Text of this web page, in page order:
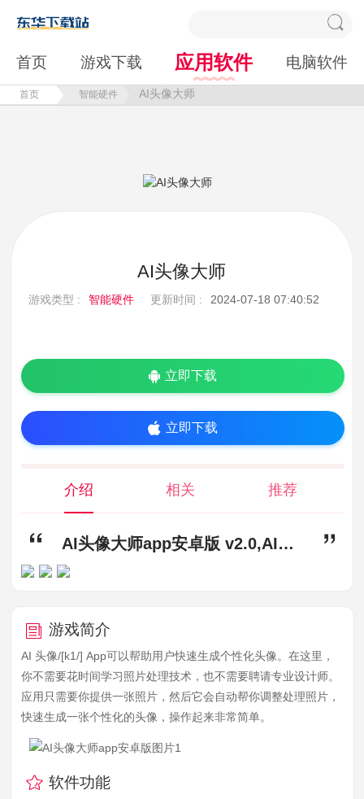
首页 游戏下载 应用软件 电脑软件
首页 智能硬件 AI头像大师
AI头像大师
游戏类型 : 智能硬件 更新时间 : 2024-07-18 07:40:52
立即下载
立即下载
介绍 相关 推荐
AI头像大师app安卓版 v2.0,AI头像大师app下载,AI头像大师app安卓版
游戏简介
AI 头像/[k1/] App可以帮助用户快速生成个性化头像。在这里，
你不需要花时间学习照片处理技术，也不需要聘请专业设计师。
应用只需要你提供一张照片，然后它会自动帮你调整处理照片，
快速生成一张个性化的头像，操作起来非常简单。
软件功能